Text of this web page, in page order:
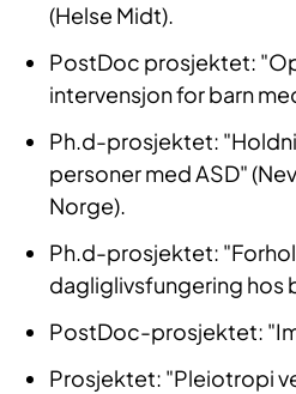
(Helse Midt).
PostDoc prosjektet:
intervensjon for barn
Ph.d-prosjektet:
personer med ASD"
Norge).
Ph.d-prosjektet:
dagliglivsfungering hos
PostDoc-prosjektet:
Prosjektet: "Pleiotropi